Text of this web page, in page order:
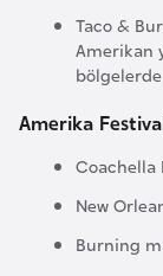
Taco &
Amerikan
Amerika
Coachella
New
Burning
e